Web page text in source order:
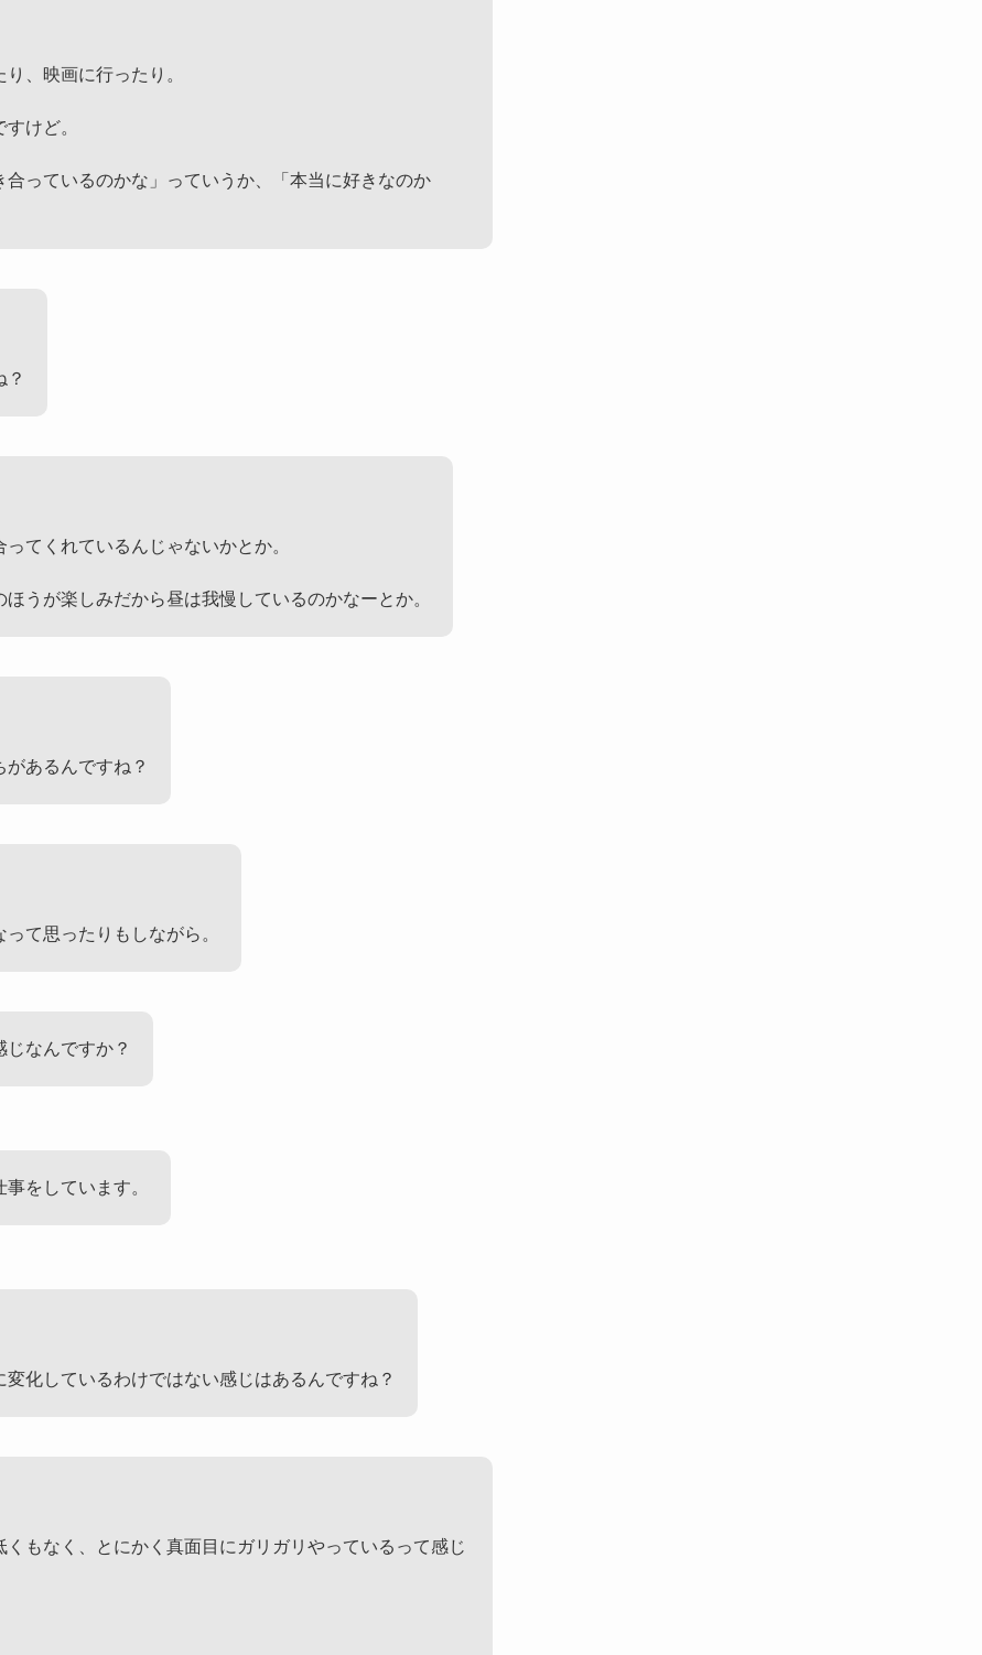
、映画に行ったり。
けど。
っているのかな」っていうか、「本当に好きなのか
？
てくれているんじゃないかとか。
うが楽しみだから昼は我慢しているのかなーとか。
あるんですね？
て思ったりもしながら。
なんですか？
をしています。
化しているわけではない感じはあるんですね？
もなく、とにかく真面目にガリガリやっているって感じ